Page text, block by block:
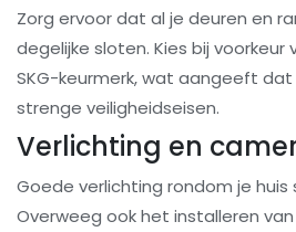
Zorg ervoor dat al je deuren en
degelijke sloten. Kies bij
SKG-keurmerk, wat aangeeft
strenge veiligheidseisen.
Verlichting en
Goede verlichting rondom je huis
Overweeg ook het installeren